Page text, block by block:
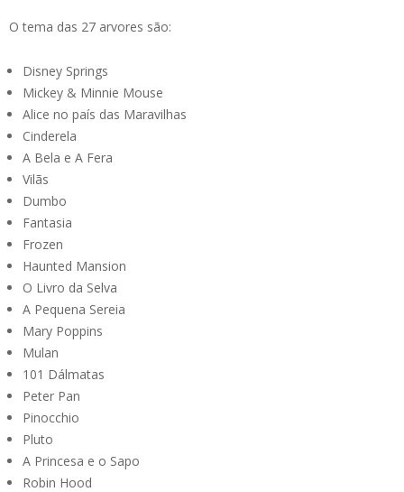
O tema das 27 arvores são:
Disney Springs
Mickey & Minnie Mouse
Alice no país das Maravilhas
Cinderela
A Bela e A Fera
Vilãs
Dumbo
Fantasia
Frozen
Haunted Mansion
O Livro da Selva
A Pequena Sereia
Mary Poppins
Mulan
101 Dálmatas
Peter Pan
Pinocchio
Pluto
A Princesa e o Sapo
Robin Hood